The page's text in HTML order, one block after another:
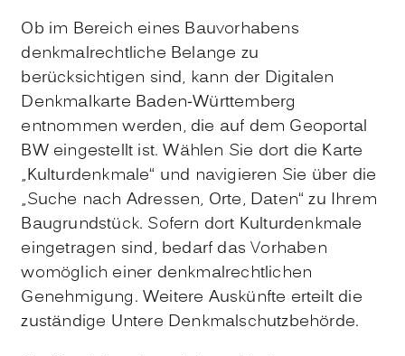
Ob im Bereich eines Bauvorhabens
denkmalrechtliche Belange zu
berücksichtigen sind, kann der Digitalen
Denkmalkarte Baden-Württemberg
entnommen werden, die auf dem Geoportal
BW eingestellt ist. Wählen Sie dort die Karte
„Kulturdenkmale“ und navigieren Sie über die
„Suche nach Adressen, Orte, Daten“ zu Ihrem
Baugrundstück. Sofern dort Kulturdenkmale
eingetragen sind, bedarf das Vorhaben
womöglich einer denkmalrechtlichen
Genehmigung. Weitere Auskünfte erteilt die
zuständige Untere Denkmalschutzbehörde.